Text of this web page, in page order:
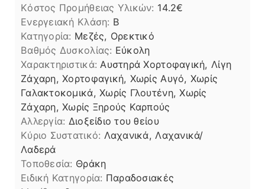
Kόστος Προμήθειας Υλικών: 14.2
Ενεργειακή Κλάση: B
Κατηγορία: Μεζές, Ορεκτικό
Βαθμός Δυσκολίας: Εύκολη
Χαρακτηριστικά: Αυστηρά Χορτοφαγική, Λίγη
Ζάχαρη, Χορτοφαγική, Χωρίς Αυγό, Χωρίς
Γαλακτοκομικά, Χωρίς Γλουτένη, Χωρίς
Ζάχαρη, Χωρίς Ξηρούς Καρπούς
Αλλεργία: Διοξείδιο του θείου
Kύριο Συστατικό: Λαχανικά, Λαχανικά/
Λαδερά
Τοποθεσία: Θράκη
Ειδική Κατηγορία: Παραδοσιακές